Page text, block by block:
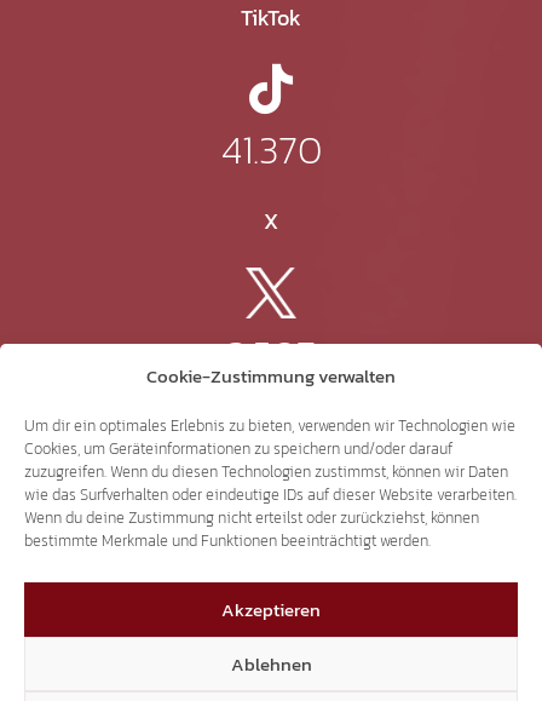
Cookie-Zustimmung verwalten
Um dir ein optimales Erlebnis zu bieten, verwenden wir Technologien wie
Cookies, um Geräteinformationen zu speichern und/oder darauf
zuzugreifen. Wenn du diesen Technologien zustimmst, können wir Daten
wie das Surfverhalten oder eindeutige IDs auf dieser Website verarbeiten.
Wenn du deine Zustimmung nicht erteilst oder zurückziehst, können
bestimmte Merkmale und Funktionen beeinträchtigt werden.
Akzeptieren
Ablehnen
TikTok
41.370
X
3.507
Threads
3.401
YouTube